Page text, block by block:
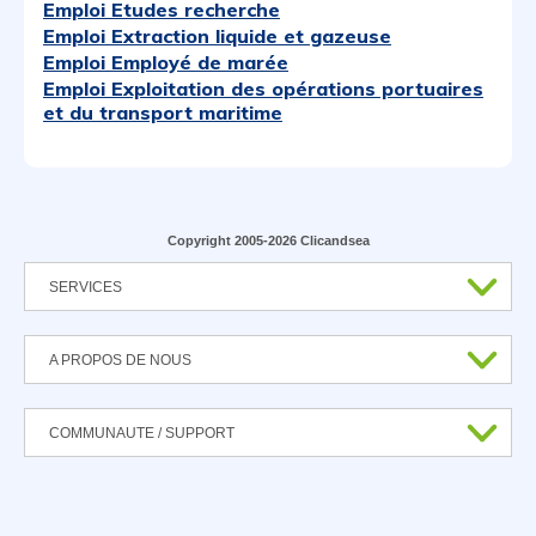
Emploi Etudes recherche
Emploi Extraction liquide et gazeuse
Emploi Employé de marée
Emploi Exploitation des opérations portuaires
et du transport maritime
Copyright 2005-2026 Clicandsea
SERVICES
A PROPOS DE NOUS
COMMUNAUTE / SUPPORT